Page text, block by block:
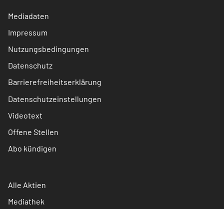
Mediadaten
Impressum
Nutzungsbedingungen
Datenschutz
Barrierefreiheitserklärung
Datenschutzeinstellungen
Videotext
Offene Stellen
Abo kündigen
Alle Aktien
Mediathek